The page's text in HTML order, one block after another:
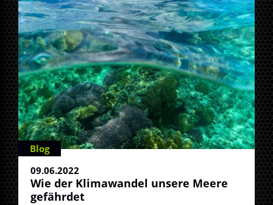
Blog
09.06.2022
Wie der Klimawandel unsere Meere
gefährdet